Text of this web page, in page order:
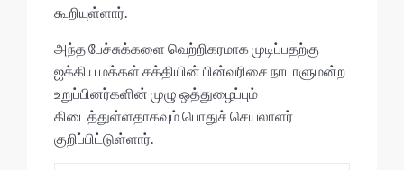
கூறியுள்ளார்.
அந்த பேச்சுக்களை வெற்றிகரமாக முடிப்பதற்கு
ஐக்கிய மக்கள் சக்தியின் பின்வரிசை நாடாளுமன்ற
உறுப்பினர்களின் முழு ஒத்துழைப்பும்
கிடைத்துள்ளதாகவும் பொதுச் செயலாளர்
குறிப்பிட்டுள்ளார்.